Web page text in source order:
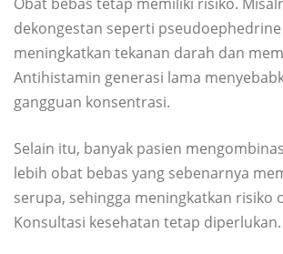
dekongestan seperti
meningkatkan tekanan darah dan
Antihistamin generasi lama
gangguan konsentrasi.
Selain itu, banyak pasien
lebih obat bebas yang sebenarnya
serupa, sehingga meningkatkan risiko
Konsultasi kesehatan tetap diperlukan.